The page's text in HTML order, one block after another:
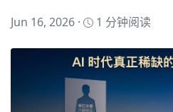
Jun 16, 2026 · 1 分钟阅读